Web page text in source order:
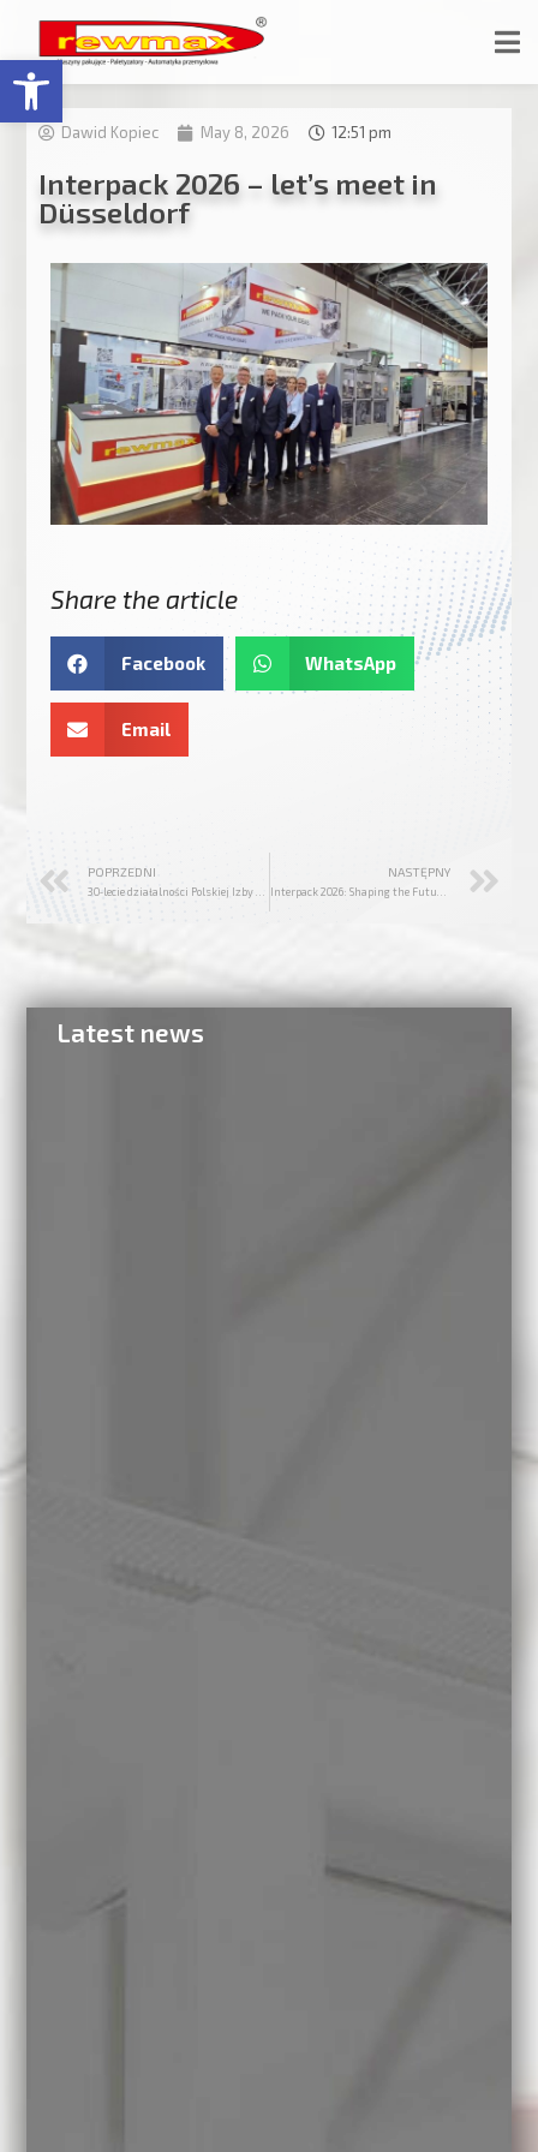
Open toolbar
Dawid Kopiec May 8, 2026 12:51 pm
Interpack 2026 – let’s meet in
Düsseldorf
Share the article
Facebook WhatsApp
Email
POPRZEDNI
30‑lecie działalności Polskiej Izby Nasiennej
NASTĘPNY
Interpack 2026: Shaping the Future Together
Latest news